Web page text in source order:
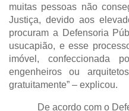
muitas pessoas não
Justiça, devido aos
procuram a Defensoria
usucapião, e esse
imóvel, confeccionada
engenheiros ou
gratuitamente” – explicou.
De acordo com o